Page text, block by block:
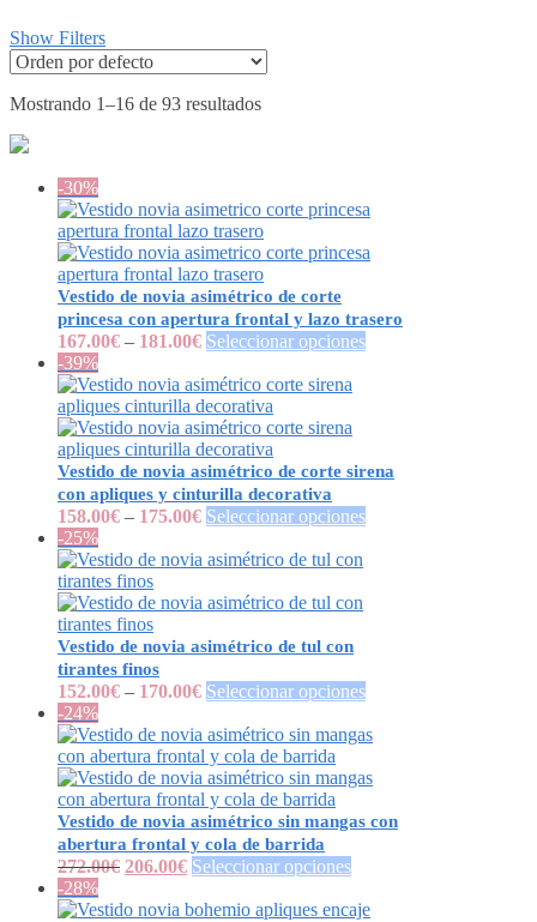
Show Filters
Mostrando 1–16 de 93 resultados
-30%
Vestido de novia asimétrico de corte
princesa con apertura frontal y lazo trasero
167.00€ – 181.00€ Seleccionar opciones
-39%
Vestido de novia asimétrico de corte sirena
con apliques y cinturilla decorativa
158.00€ – 175.00€ Seleccionar opciones
-25%
Vestido de novia asimétrico de tul con
tirantes finos
152.00€ – 170.00€ Seleccionar opciones
-24%
Vestido de novia asimétrico sin mangas con
abertura frontal y cola de barrida
272.00€ 206.00€ Seleccionar opciones
-28%